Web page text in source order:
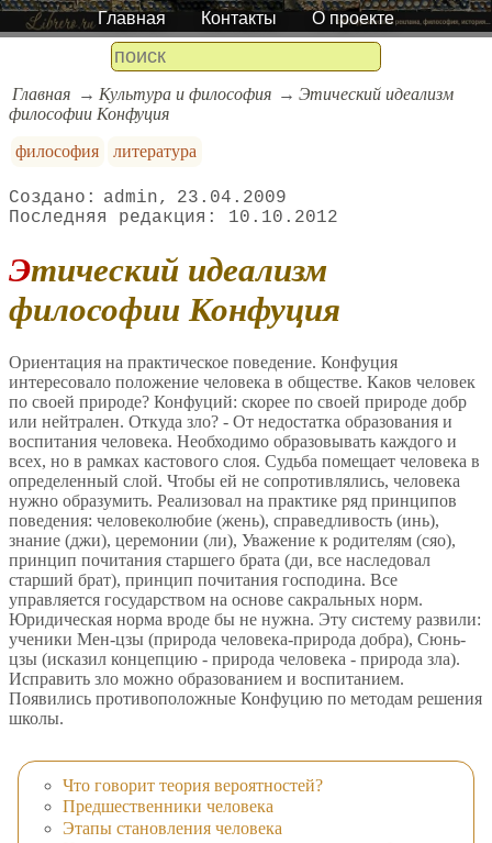
Главная Контакты О проекте
Главная Культура и философия
Этический идеализм
философии Конфуция
философия
литература
admin
23.04.2009
10.10.2012
Этический идеализм
философии Конфуция
Оpиентация на практическое поведение. Конфуция
интересовало положение человека в обществе. Каков человек
по своей природе? Конфуций: скорее по своей природе добр
или нейтрален. Откуда зло? - От недостатка образования и
воспитания человека. Hеобходимо образовывать каждого и
всех, но в рамках кастового слоя. Судьба помещает человека в
определенный слой. Чтобы ей не сопротивлялись, человека
нужно образумить. Реализовал на практике ряд принципов
поведения: человеколюбие (жень), справедливость (инь),
знание (джи), церемонии (ли), Уважение к родителям (сяо),
принцип почитания старшего брата (ди, все наследовал
старший брат), принцип почитания господина. Все
управляется государством на основе сакральных норм.
Юpидическая норма вроде бы не нужна. Эту систему развили:
ученики Мен-цзы (природа человека-пpиpода добра), Сюнь-
цзы (исказил концепцию - природа человека - природа зла).
Испpавить зло можно образованием и воспитанием.
Появились противоположные Конфуцию по методам решения
школы.
Что говорит теория вероятностей?
Предшественники человека
Этапы становления человека